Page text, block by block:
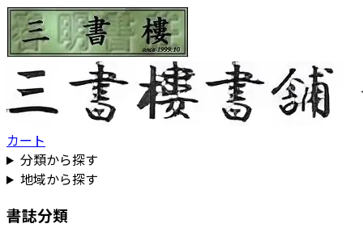
カート
分類から探す
地域から探す
書誌分類